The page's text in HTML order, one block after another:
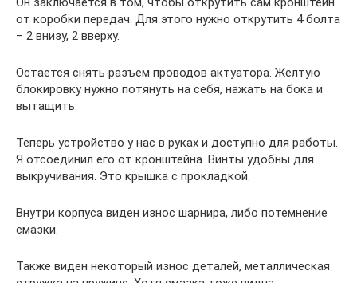
от коробки передач. Для этого нужно открутить 4 болта
– 2 внизу, 2 вверху.
Остается снять разъем проводов актуатора. Желтую
блокировку нужно потянуть на себя, нажать на бока и
вытащить.
Теперь устройство у нас в руках и доступно для работы.
Я отсоединил его от кронштейна. Винты удобны для
выкручивания. Это крышка с прокладкой.
Внутри корпуса виден износ шарнира, либо потемнение
смазки.
Также виден некоторый износ деталей, металлическая